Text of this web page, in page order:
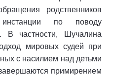
родственников
по поводу
В частности, Шучалина
мировых судей при
с насилием над детьми
примирением